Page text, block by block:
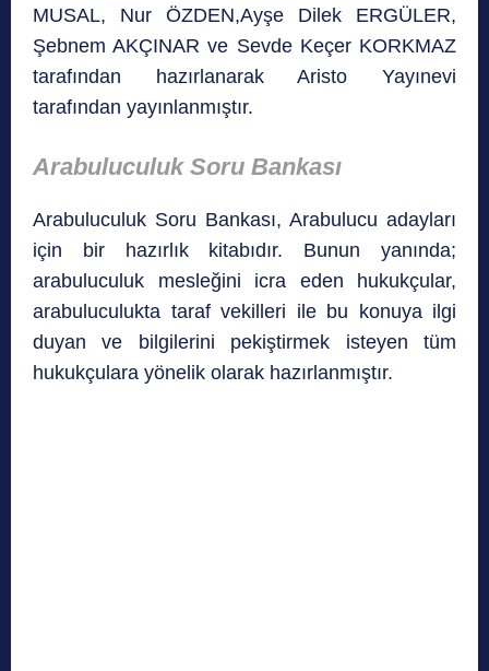
MUSAL, Nur ÖZDEN,Ayşe Dilek ERGÜLER,
Şebnem AKÇINAR ve Sevde Keçer KORKMAZ
tarafından hazırlanarak Aristo Yayınevi
tarafından yayınlanmıştır.
Arabuluculuk Soru Bankası
Arabuluculuk Soru Bankası, Arabulucu adayları
için bir hazırlık kitabıdır. Bunun yanında;
arabuluculuk mesleğini icra eden hukukçular,
arabuluculukta taraf vekilleri ile bu konuya ilgi
duyan ve bilgilerini pekiştirmek isteyen tüm
hukukçulara yönelik olarak hazırlanmıştır.